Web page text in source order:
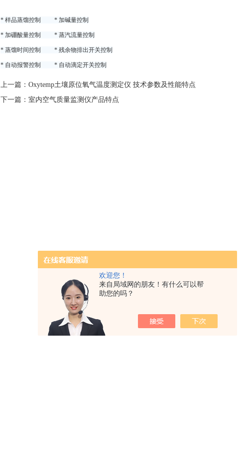
欢迎您！
来自局域网的朋友！有什么可以帮
助您的吗？
* 样品蒸馏控制 * 加碱量控制
* 加硼酸量控制 * 蒸汽流量控制
* 蒸馏时间控制 * 残余物排出开关控制
* 自动报警控制 * 自动滴定开关控制
上一篇： Oxytemp土壤原位氧气温度测定仪 技术参数及性能特点
下一篇： 室内空气质量监测仪产品特点